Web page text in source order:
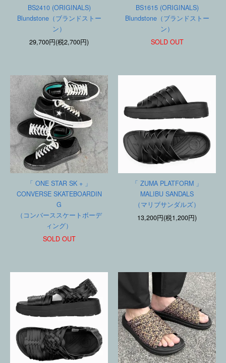
BS2410 (ORIGINALS)
Blundstone（ブランドストー
ン）
29,700円(税2,700円)
BS1615 (ORIGINALS)
Blundstone（ブランドストー
ン）
SOLD OUT
「 ONE STAR SK + 」
CONVERSE SKATEBOARDIN
G
（コンバーススケートボーデ
ィング）
SOLD OUT
「 ZUMA PLATFORM 」
MALIBU SANDALS
（マリブサンダルズ）
13,200円(税1,200円)